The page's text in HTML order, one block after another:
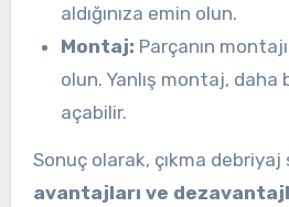
aldığınıza emin olun.
Montaj: Parçanın
olun. Yanlış montaj, daha
açabilir.
Sonuç olarak, çıkma debriyaj
avantajları ve